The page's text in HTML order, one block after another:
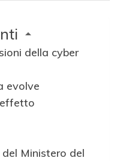
della cyber
evolve
Ministero del